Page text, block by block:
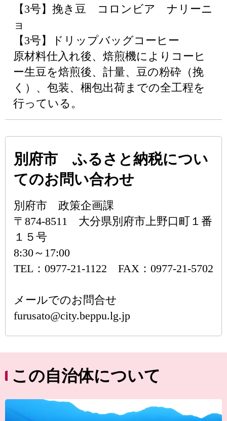
【3号】挽き豆 コロンビア ナリーニ
ョ
【3号】ドリップバッグコーヒー
原材料仕入れ後、焙煎機によりコーヒ
ー生豆を焙煎後、計量、豆の粉砕（挽
く）、包装、梱包出荷までの全工程を
行っている。
別府市 ふるさと納税につい
てのお問い合わせ
別府市 政策企画課
〒874-8511 大分県別府市上野口町１番
１５号
8:30～17:00
TEL：0977-21-1122 FAX：0977-21-5702
メールでのお問合せ
furusato@city.beppu.lg.jp
この自治体について